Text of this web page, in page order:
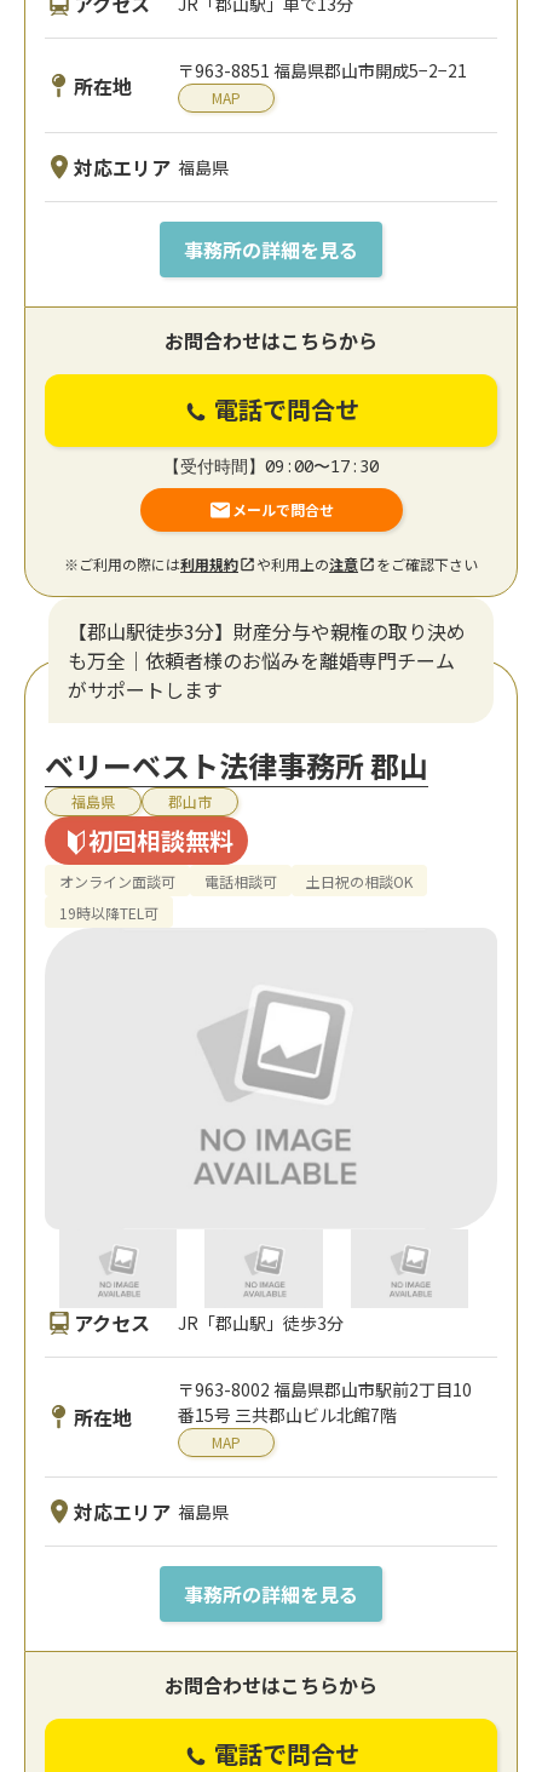
所在地
〒963-8851 福島県郡山市開成5−2−21
MAP
対応エリア 福島県
事務所の詳細を見る
お問合わせはこちらから
電話で問合せ
【受付時間】09:00〜17:30
メールで問合せ
※ご利用の際には利用規約 や利用上の注意 をご確認下さい
【郡山駅徒歩3分】財産分与や親権の取り決め
も万全｜依頼者様のお悩みを離婚専門チーム
がサポートします
ベリーベスト法律事務所 郡山
福島県 郡山市
初回相談無料
オンライン面談可 電話相談可
土日祝の相談OK
19時以降TEL可
アクセス JR「郡山駅」徒歩3分
所在地
〒963-8002 福島県郡山市駅前2丁目10
番15号 三共郡山ビル北館7階
MAP
対応エリア 福島県
事務所の詳細を見る
お問合わせはこちらから
電話で問合せ